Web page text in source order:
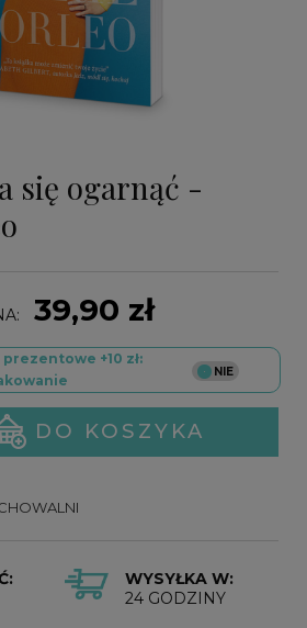
się ogarnąć -
39,90 zł
+10 zł:
DO KOSZYKA
WYSYŁKA W:
24 GODZINY